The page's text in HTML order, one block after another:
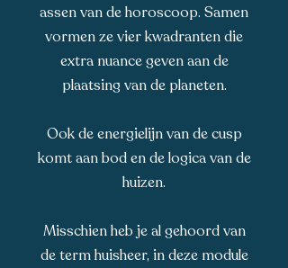
assen van de horoscoop. Samen
vormen ze vier kwadranten die
extra nuance geven aan de
plaatsing van de planeten.
Ook de energielijn van de cusp
komt aan bod en de logica van de
huizen.
Misschien heb je al gehoord van
de term huisheer, in deze module